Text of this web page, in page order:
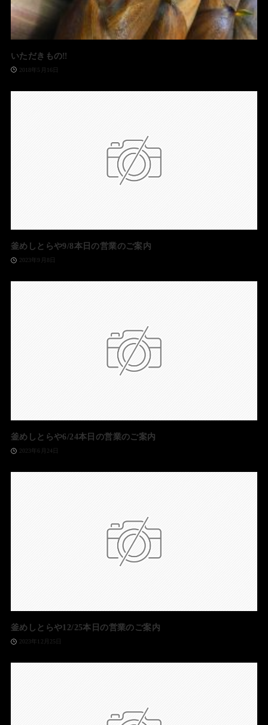
いただきもの‼️
2018年5月16日
釜めしとらや9/8本日の営業のご案内
2023年9月8日
釜めしとらや6/24本日の営業のご案内
2023年6月24日
釜めしとらや12/25本日の営業のご案内
2023年12月25日